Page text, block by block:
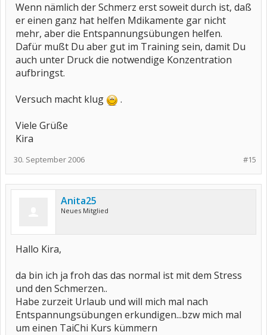
Wenn nämlich der Schmerz erst soweit durch ist, daß
er einen ganz hat helfen Mdikamente gar nicht
mehr, aber die Entspannungsübungen helfen.
Dafür mußt Du aber gut im Training sein, damit Du
auch unter Druck die notwendige Konzentration
aufbringst.
Versuch macht klug
.
Viele Grüße
Kira
#15
30. September 2006
Anita25
Neues Mitglied
Hallo Kira,
da bin ich ja froh das das normal ist mit dem Stress
und den Schmerzen..
Habe zurzeit Urlaub und will mich mal nach
Entspannungsübungen erkundigen...bzw mich mal
um einen TaiChi Kurs kümmern